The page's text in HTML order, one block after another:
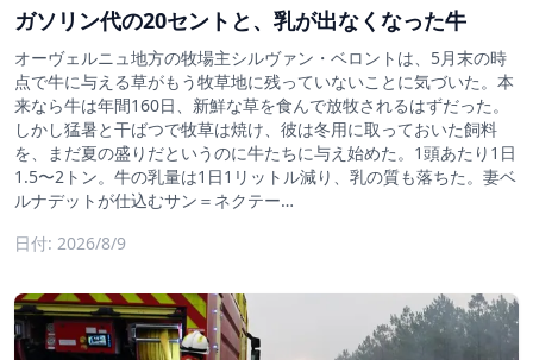
ガソリン代の20セントと、乳が出なくなった牛
オーヴェルニュ地方の牧場主シルヴァン・ベロントは、5月末の時
点で牛に与える草がもう牧草地に残っていないことに気づいた。本
来なら牛は年間160日、新鮮な草を食んで放牧されるはずだった。
しかし猛暑と干ばつで牧草は焼け、彼は冬用に取っておいた飼料
を、まだ夏の盛りだというのに牛たちに与え始めた。1頭あたり1日
1.5〜2トン。牛の乳量は1日1リットル減り、乳の質も落ちた。妻ベ
ルナデットが仕込むサン＝ネクテー…
日付: 2026/8/9